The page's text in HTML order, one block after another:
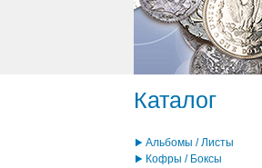
Каталог
Альбомы / Листы
Кофры / Боксы